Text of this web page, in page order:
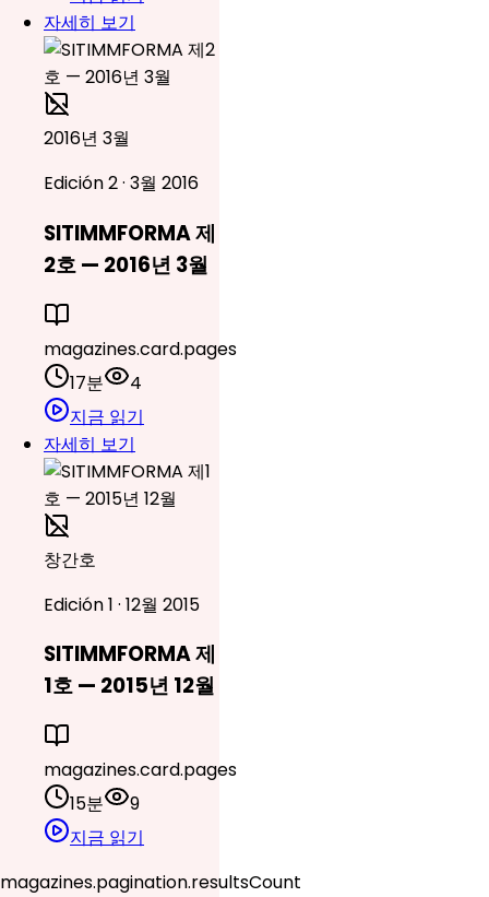
자세히 보기
2016년 3월
Edición 2 · 3월 2016
SITIMMFORMA 제
2호 — 2016년 3월
magazines.card.pages
17분
4
지금 읽기
자세히 보기
창간호
Edición 1 · 12월 2015
SITIMMFORMA 제
1호 — 2015년 12월
magazines.card.pages
15분
9
지금 읽기
magazines.pagination.resultsCount